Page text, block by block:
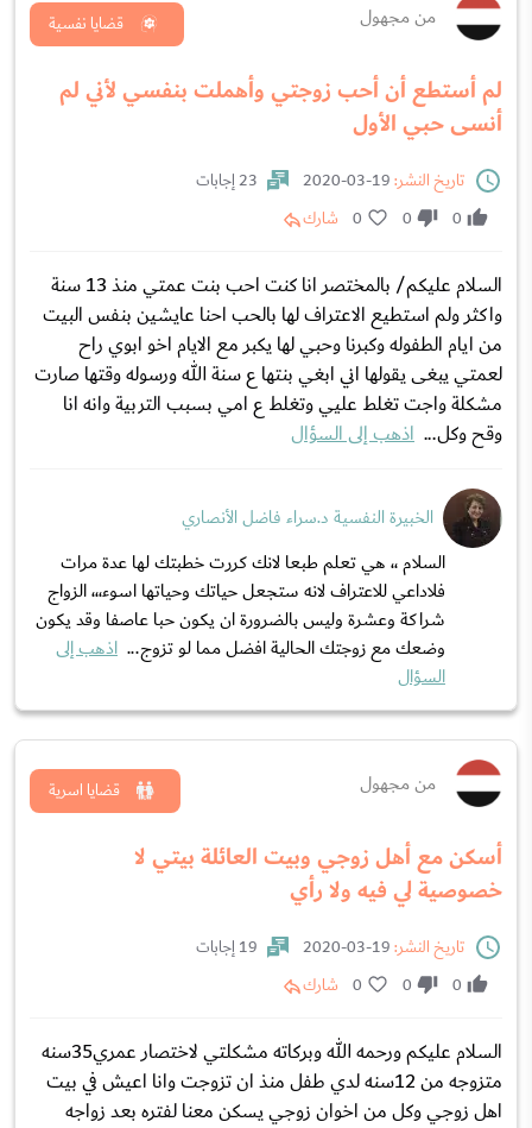
من مجهول
لم أستطع أن أحب زوجتي وأهملت بنفسي لأني لم
أنسى حبي الأول
قضايا نفسية
تاريخ النشر:
23 إجابات
0
0
0 شارك
السلام عليكم/ بالمختصر انا كنت احب بنت عمتي منذ 13 سنة
واكثر ولم استطيع الاعتراف لها بالحب احنا عايشين بنفس البيت
من ايام الطفوله وكبرنا وحبي لها يكبر مع الايام اخو ابوي راح
لعمتي يبغى يقولها اني ابغي بنتها ع سنة الله ورسوله وقتها صارت
مشكلة واجت تغلط عليي وتغلط ع امي بسبب التربية وانه انا
وقح وكل... اذهب إلى السؤال
الخبيرة النفسية د.سراء فاضل الأنصاري
السلام ،، هي تعلم طبعا لانك كررت خطبتك لها عدة مرات
فلاداعي للاعتراف لانه ستجعل حياتك وحياتها اسوء،،، الزواج
شراكة وعشرة وليس بالضرورة ان يكون حبا عاصفا وقد يكون
وضعك مع زوجتك الحالية افضل مما لو تزوج... اذهب إلى
السؤال
من مجهول
أسكن مع أهل زوجي وبيت العائلة بيتي لا
خصوصية لي فيه ولا رأي
قضايا اسرية
تاريخ النشر:
19 إجابات
0
0
0 شارك
السلام عليكم ورحمه الله وبركاته مشكلتي لاختصار عمري35سنه
متزوجه من 12سنه لدي طفل منذ ان تزوجت وانا اعيش في بيت
اهل زوجي وكل من اخوان زوجي يسكن معنا لفتره بعد زواجه